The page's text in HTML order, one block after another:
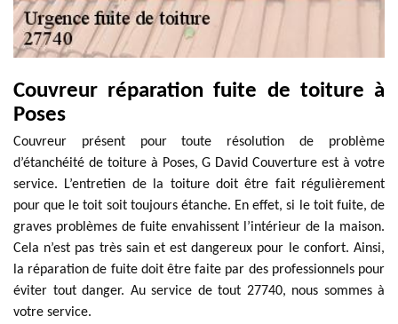
Couvreur réparation fuite de toiture à
Poses
Couvreur présent pour toute résolution de problème
d’étanchéité de toiture à Poses, G David Couverture est à votre
service. L’entretien de la toiture doit être fait régulièrement
pour que le toit soit toujours étanche. En effet, si le toit fuite, de
graves problèmes de fuite envahissent l’intérieur de la maison.
Cela n’est pas très sain et est dangereux pour le confort. Ainsi,
la réparation de fuite doit être faite par des professionnels pour
éviter tout danger. Au service de tout 27740, nous sommes à
votre service.